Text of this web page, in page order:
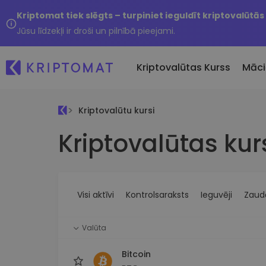
Kriptomat tiek slēgts – turpiniet ieguldīt kriptovalūtās
Jūsu līdzekļi ir droši un pilnībā pieejami.
Kriptovalūtas Kurss
Visas cenas
Vairāk nekā 300 kriptovalūtu Nesen
Pērciet vairāk nekā 300
kriptovalūtas
iespējas
Kriptovalūtu kursi
Kriptovalūtas
Visi aktīvi Kontrolsaraksts Ieguvēji
Valūta
Bitcoin